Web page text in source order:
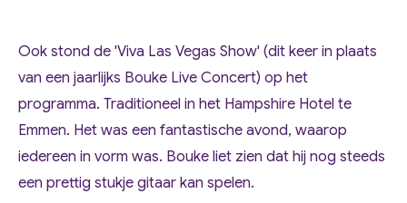
Ook stond de 'Viva Las Vegas Show' (dit keer in plaats
van een jaarlijks Bouke Live Concert) op het
programma. Traditioneel in het Hampshire Hotel te
Emmen. Het was een fantastische avond, waarop
iedereen in vorm was. Bouke liet zien dat hij nog steeds
een prettig stukje gitaar kan spelen.